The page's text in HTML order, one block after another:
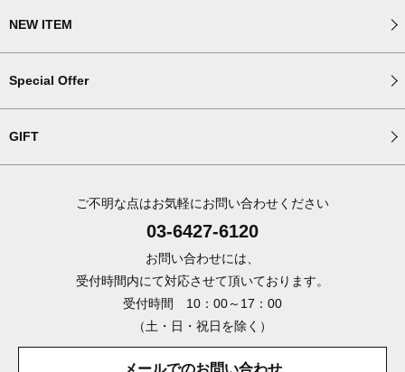
NEW ITEM
Special Offer
GIFT
ご不明な点はお気軽にお問い合わせください
03-6427-6120
お問い合わせには、
受付時間内にて対応させて頂いております。
受付時間 10：00～17：00
（土・日・祝日を除く）
メールでのお問い合わせ